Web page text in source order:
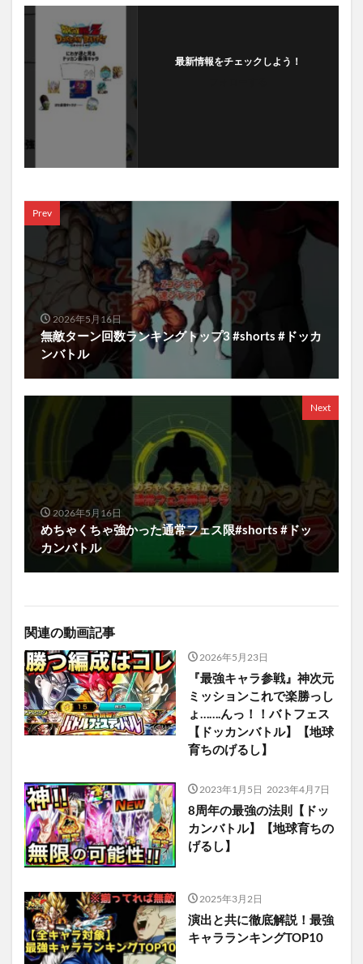
最新情報をチェックしよう！
Prev
2026年5月16日
無敵ターン回数ランキングトップ3 #shorts #ドッカ
ンバトル
Next
2026年5月16日
めちゃくちゃ強かった通常フェス限#shorts #ドッ
カンバトル
関連の動画記事
2026年5月23日
『最強キャラ参戦』神次元
ミッションこれで楽勝っし
ょ…….んっ！！バトフェス
【ドッカンバトル】【地球
育ちのげるし】
2023年1月5日 2023年4月7日
8周年の最強の法則【ドッ
カンバトル】【地球育ちの
げるし】
2025年3月2日
演出と共に徹底解説！最強
キャラランキングTOP10